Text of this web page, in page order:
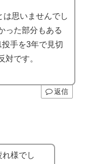
は思いませんでし
った部分もある
手を3年で見切
対です。
返信
様でし